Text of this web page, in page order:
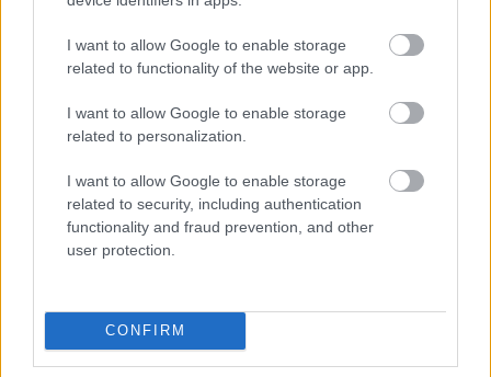
I want to allow Google to enable storage
related to functionality of the website or app.
I want to allow Google to enable storage
related to personalization.
I want to allow Google to enable storage
related to security, including authentication
functionality and fraud prevention, and other
user protection.
CONFIRM
dobozban, palackban
kkm.furdancs• 2018. január 17.
Egyre többen mennek szembe a tömegízléssel, nem
utolsósorban pedig a pénztárcájukat is kímélik
vásárlása helyett inkább használt
csomagolóeszközökből, illetve lomnak vélt
tárgyakból teremtenek értéket. Recycling és dizájn,
ez a függőleges kertépítés két…